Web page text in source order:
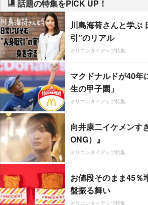
話題の特集をPICK UP！
川島海荷さんと学ぶ
引”のリアル
オリコンタイアップ特集
マクドナルドが40年
生の甲子園」
オリコンタイアップ特集
向井康二イケメンす
ONG）』
オリコンタイアップ特集
お値段そのまま45％
盤振る舞い
オリコンタイアップ特集